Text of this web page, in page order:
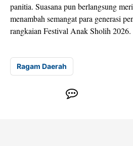
panitia. Suasana pun berlangsung
menambah semangat para generasi
rangkaian Festival Anak Sholih 2026.
Ragam Daerah